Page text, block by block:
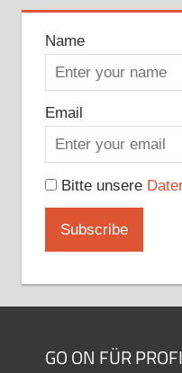
Name
Email
Bitte unsere
GO ON FÜR